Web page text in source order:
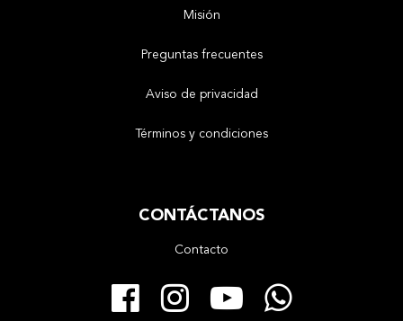
Misión
Preguntas frecuentes
Aviso de privacidad
Términos y condiciones
CONTÁCTANOS
Contacto
Facebook
Instagram
YouTube